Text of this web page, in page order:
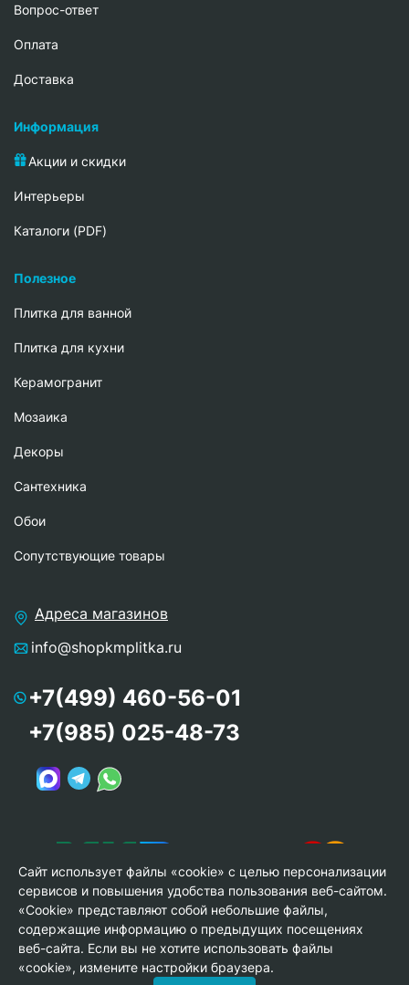
Вопрос-ответ
Oплата
Доставка
Информация
Акции и скидки
Интерьеры
Каталоги (PDF)
Полезное
Плитка для ванной
Плитка для кухни
Керамогранит
Мозаика
Декоры
Сантехника
Обои
Сопутствующие товары
Адреса магазинов
info@shopkmplitka.ru
+7(499) 460-56-01
+7(985) 025-48-73
© Copyright 2013-2026 KERAMA MARAZZI, ООО «Гамма
Керамика»
Сайт использует файлы «cookie» с целью персонализации
сервисов и повышения удобства пользования веб-сайтом.
«Cookie» представляют собой небольшие файлы,
содержащие информацию о предыдущих посещениях
веб-сайта. Если вы не хотите использовать файлы
«cookie», измените настройки браузера.